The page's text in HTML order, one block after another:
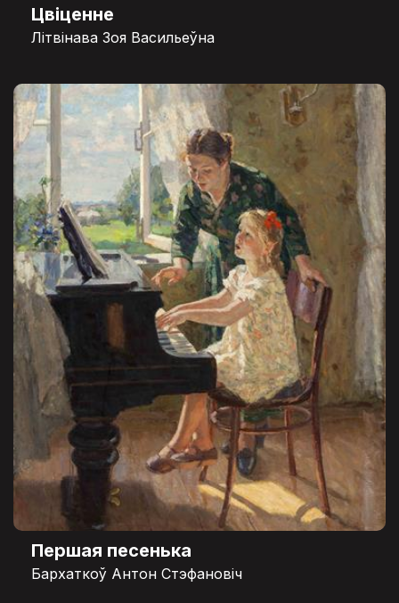
Цвіценне
Літвінава Зоя Васильеўна
Першая песенька
Бархаткоў Антон Стэфановіч